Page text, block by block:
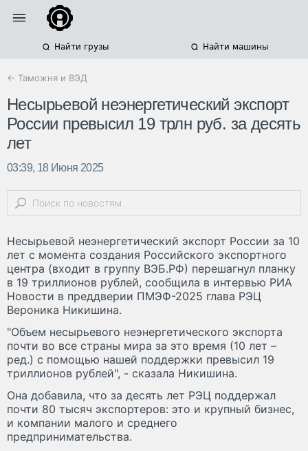
Найти грузы Найти машины
← Таможня и ВЭД
Несырьевой неэнергетический экспорт
России превысил 19 трлн руб. за десять
лет
03:39, 18 Июня 2025
Несырьевой неэнергетический экспорт России за 10
лет с момента создания Российского экспортного
центра (входит в группу ВЭБ.РФ) перешагнул планку
в 19 триллионов рублей, сообщила в интервью РИА
Новости в преддверии ПМЭФ-2025 глава РЭЦ
Вероника Никишина.
"Объем несырьевого неэнергетического экспорта
почти во все страны мира за это время (10 лет –
ред.) с помощью нашей поддержки превысил 19
триллионов рублей", - сказала Никишина.
Она добавила, что за десять лет РЭЦ поддержал
почти 80 тысяч экспортеров: это и крупный бизнес,
и компании малого и среднего
предпринимательства.